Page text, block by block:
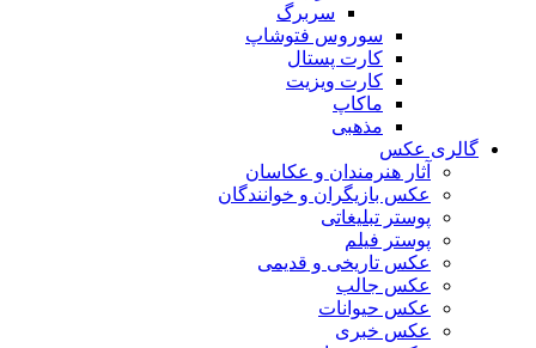
سربرگ
سوروس فتوشاپ
کارت پستال
کارت ویزیت
ماکاپ
مذهبی
گالری عکس
آثار هنرمندان و عکاسان
عکس بازیگران و خوانندگان
پوستر تبلیغاتی
پوستر فیلم
عکس تاریخی و قدیمی
عکس جالب
عکس حیوانات
عکس خبری